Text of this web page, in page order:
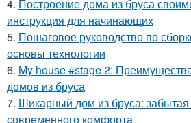
4. Построение дома из бруса
инструкция для начинающих
5. Пошаговое руководство по
основы технологии
6. My house #stage 2:
домов из бруса
7. Шикарный дом из бруса: забытая
современного комфорта